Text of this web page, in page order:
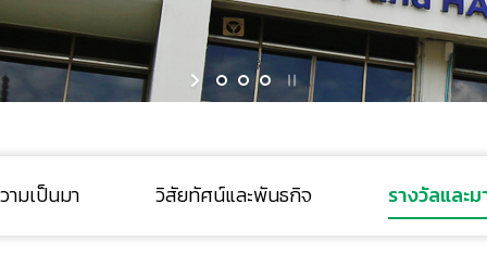
ามเป็นมา วิสัยทัศน์และพันธกิจ รางวัลและ